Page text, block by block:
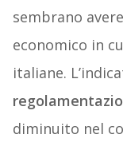
sembrano
economico in
italiane.
diminuito nel